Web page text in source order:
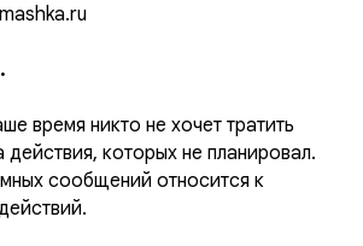
время никто не хочет тратить
действия, которых не планировал.
сообщений относится к